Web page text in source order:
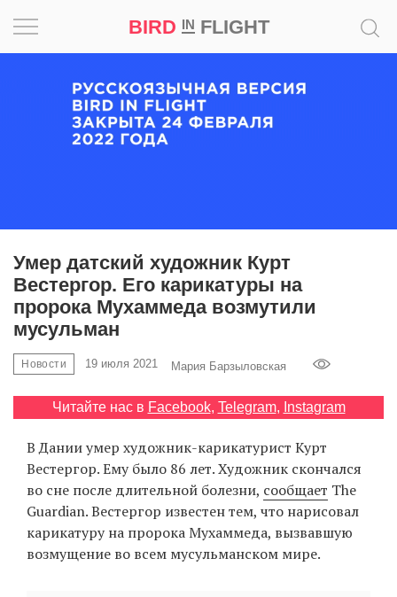
BIRD INFLIGHT
Умер датский художник Курт
Вестергор. Его карикатуры на
пророка Мухаммеда возмутили
мусульман
Новости 19 июля 2021 Мария Барзыловская
Читайте нас в Facebook, Telegram, Instagram
В Дании умер художник-карикатурист Курт
Вестергор. Ему было 86 лет. Художник скончался
во сне после длительной болезни, сообщает The
Guardian. Вестергор известен тем, что нарисовал
карикатуру на пророка Мухаммеда, вызвавшую
возмущение во всем мусульманском мире.